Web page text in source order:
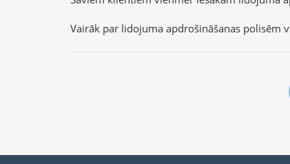
Vairāk par lidojuma apdrošināšanas polisēm